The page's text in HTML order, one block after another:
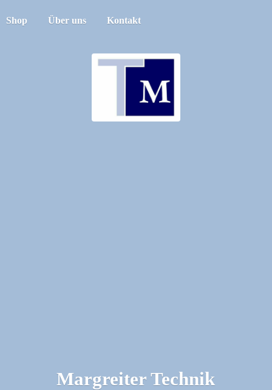
Shop Über uns Kontakt
Margreiter Technik